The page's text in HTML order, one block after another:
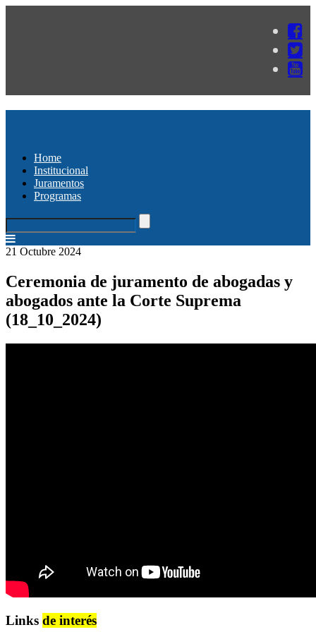
Home
Institucional
Juramentos
Programas
21 Octubre 2024
Ceremonia de juramento de abogadas y
abogados ante la Corte Suprema
(18_10_2024)
Links de interés